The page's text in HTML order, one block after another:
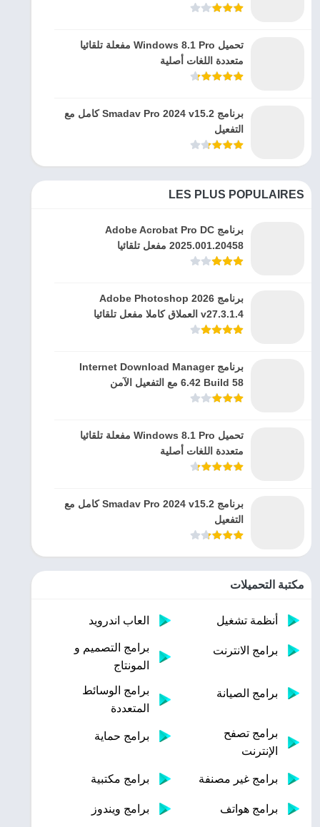
تحميل Windows 8.1 Pro مفعلة تلقائيا
متعددة اللغات أصلية
برنامج Smadav Pro 2024 v15.2 كامل مع
التفعيل
LES PLUS POPULAIRES
برنامج Adobe Acrobat Pro DC
2025.001.20458 مفعل تلقائيا
برنامج Adobe Photoshop 2026
v27.3.1.4 العملاق كاملا مفعل تلقائيا
برنامج Internet Download Manager
6.42 Build 58 مع التفعيل الآمن
تحميل Windows 8.1 Pro مفعلة تلقائيا
متعددة اللغات أصلية
برنامج Smadav Pro 2024 v15.2 كامل مع
التفعيل
مكتبة التحميلات
أنظمة تشغيل العاب اندرويد
برامج الانترنت
برامج التصميم و
المونتاج
برامج الصيانة
برامج الوسائط
المتعددة
برامج تصفح
الإنترنت
برامج حماية
برامج غير مصنفة برامج مكتبية
برامج هواتف برامج ويندوز